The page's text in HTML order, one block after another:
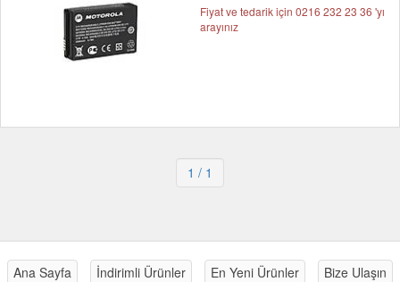
Fiyat ve tedarik için 0216 232 23 36 'yı
arayınız
1 / 1
Ana Sayfa İndirimli Ürünler En Yeni Ürünler Bize Ulaşın